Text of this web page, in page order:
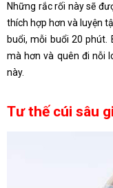
Những rắc rối này sẽ
thích hợp hơn và luyện
buổi, mỗi buổi 20
mà hơn và quên đi nỗi
này.
Tư thế cúi sâu